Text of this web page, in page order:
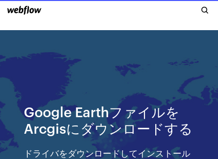
Google Earthファイルを
Arcgisにダウンロードする
ドライバをダウンロードしてインストール